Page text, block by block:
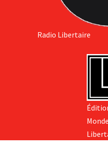
Radio Libertaire
Monde